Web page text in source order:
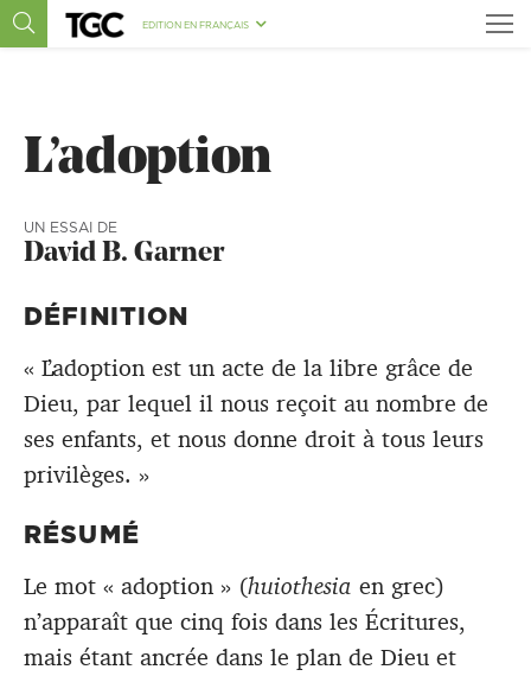
EDITION EN FRANÇAIS
L’adoption
UN ESSAI DE
David B. Garner
DÉFINITION
« L’adoption est un acte de la libre grâce de
Dieu, par lequel il nous reçoit au nombre de
ses enfants, et nous donne droit à tous leurs
privilèges. »
RÉSUMÉ
Le mot « adoption » (huiothesia en grec)
n’apparaît que cinq fois dans les Écritures,
mais étant ancrée dans le plan de Dieu et